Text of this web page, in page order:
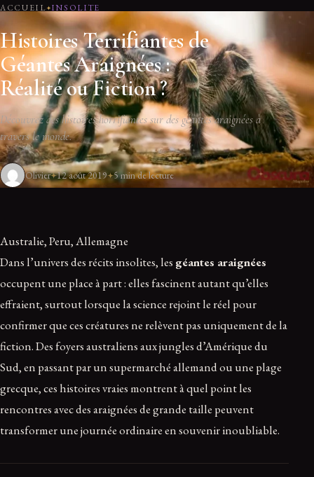
ACCUEIL INSOLITE
Histoires Terrifiantes de
Géantes Araignées :
Réalité ou Fiction ?
Découvrez des histoires horrifiantes sur des géantes araignées à
travers le monde.
Olivier 12 août 2019 5 min de lecture
Australie, Peru, Allemagne
Dans l’univers des récits insolites, les géantes araignées
occupent une place à part : elles fascinent autant qu’elles
effraient, surtout lorsque la science rejoint le réel pour
confirmer que ces créatures ne relèvent pas uniquement de la
fiction. Des foyers australiens aux jungles d’Amérique du
Sud, en passant par un supermarché allemand ou une plage
grecque, ces histoires vraies montrent à quel point les
rencontres avec des araignées de grande taille peuvent
transformer une journée ordinaire en souvenir inoubliable.